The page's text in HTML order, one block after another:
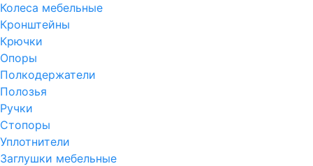
Колеса мебельные
Кронштейны
Крючки
Опоры
Полкодержатели
Полозья
Ручки
Стопоры
Уплотнители
Заглушки мебельные